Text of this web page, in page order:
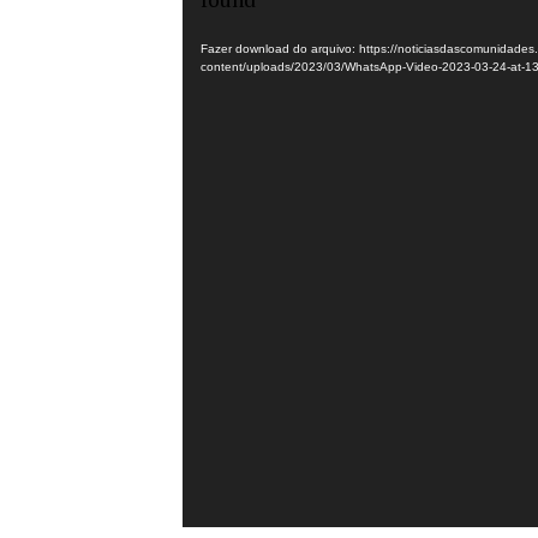
Fazer download do arquivo: https://
content/uploads/2023/03/WhatsApp-Video-2023-03-24-at-